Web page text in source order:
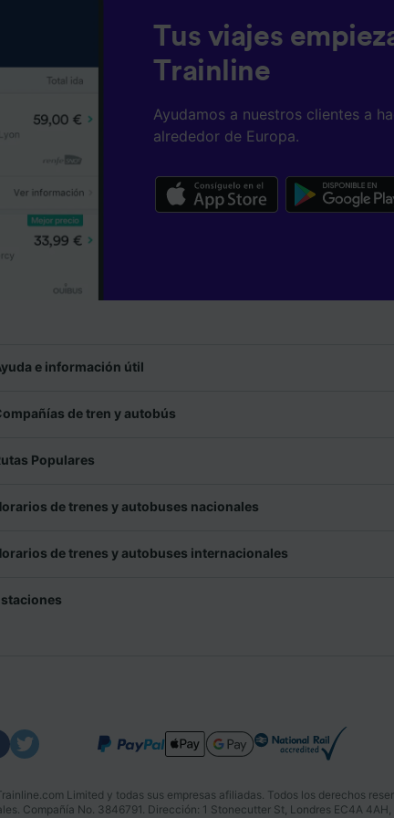
Tus viajes
Trainline
Ayudamos a nuestros clientes a
alrededor de Europa.
e información útil
de tren y autobús
Populares
de trenes y autobuses nacionales
de trenes y autobuses internacionales
Limited y todas sus empresas afiliadas. Todos los derechos
Compañía No. 3846791. Dirección: 1 Stonecutter St, Londres EC4A 4AH,